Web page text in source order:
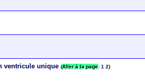
ventricule unique (Aller à la page:1 2)